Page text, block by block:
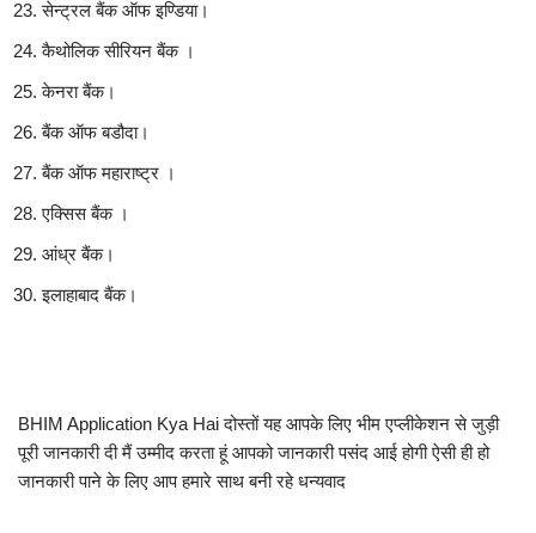
सेन्ट्रल बैंक ऑफ इण्डिया।
कैथोलिक सीरियन बैंक ।
केनरा बैंक।
बैंक ऑफ बडौदा।
बैंक ऑफ महाराष्ट्र ।
एक्सिस बैंक ।
आंध्र बैंक।
इलाहाबाद बैंक।
BHIM Application Kya Hai दोस्तों यह आपके लिए भीम एप्लीकेशन से जुड़ी
पूरी जानकारी दी मैं उम्मीद करता हूं आपको जानकारी पसंद आई होगी ऐसी ही हो
जानकारी पाने के लिए आप हमारे साथ बनी रहे धन्यवाद